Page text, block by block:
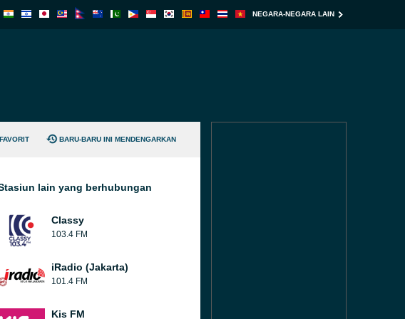
NEGARA-NEGARA LAIN
FAVORIT BARU-BARU INI MENDENGARKAN
lain yang berhubungan
Classy
103.4 FM
iRadio (Jakarta)
101.4 FM
Kis FM